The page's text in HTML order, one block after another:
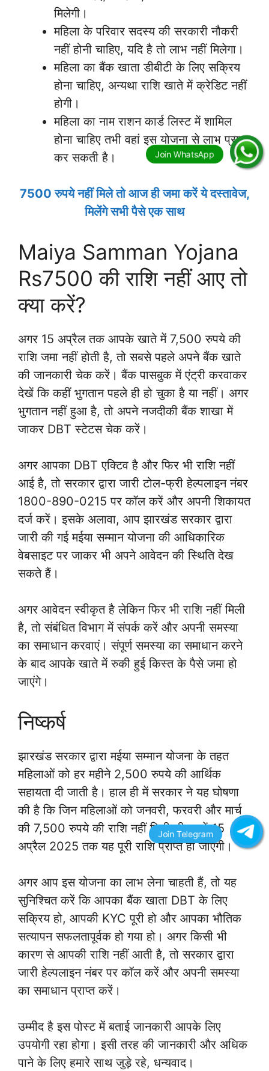
मिलेगी।
महिला के परिवार सदस्य की सरकारी नौकरी
नहीं होनी चाहिए, यदि है तो लाभ नहीं मिलेगा।
महिला का बैंक खाता डीबीटी के लिए सक्रिय
होना चाहिए, अन्यथा राशि खाते में क्रेडिट नहीं
होगी।
महिला का नाम राशन कार्ड लिस्ट में शामिल
होना चाहिए तभी वहां इस योजना से लाभ प्राप्त
कर सकती है।
7500 रुपये नहीं मिले तो आज ही जमा करें ये दस्तावेज,
मिलेंगे सभी पैसे एक साथ
Maiya Samman Yojana
Rs7500 की राशि नहीं आए तो
क्या करें?
अगर 15 अप्रैल तक आपके खाते में 7,500 रुपये की
राशि जमा नहीं होती है, तो सबसे पहले अपने बैंक खाते
की जानकारी चेक करें। बैंक पासबुक में एंट्री करवाकर
देखें कि कहीं भुगतान पहले ही हो चुका है या नहीं। अगर
भुगतान नहीं हुआ है, तो अपने नजदीकी बैंक शाखा में
जाकर DBT स्टेटस चेक करें।
अगर आपका DBT एक्टिव है और फिर भी राशि नहीं
आई है, तो सरकार द्वारा जारी टोल-फ्री हेल्पलाइन नंबर
1800-890-0215 पर कॉल करें और अपनी शिकायत
दर्ज करें। इसके अलावा, आप झारखंड सरकार द्वारा
जारी की गई मईया सम्मान योजना की आधिकारिक
वेबसाइट पर जाकर भी अपने आवेदन की स्थिति देख
सकते हैं।
अगर आवेदन स्वीकृत है लेकिन फिर भी राशि नहीं मिली
है, तो संबंधित विभाग में संपर्क करें और अपनी समस्या
का समाधान करवाएं। संपूर्ण समस्या का समाधान करने
के बाद आपके खाते में रुकी हुई किस्त के पैसे जमा हो
जाएंगे।
निष्कर्ष
झारखंड सरकार द्वारा मईया सम्मान योजना के तहत
महिलाओं को हर महीने 2,500 रुपये की आर्थिक
सहायता दी जाती है। हाल ही में सरकार ने यह घोषणा
की है कि जिन महिलाओं को जनवरी, फरवरी और मार्च
की 7,500 रुपये की राशि नहीं मिली थी, उन्हें 15
अप्रैल 2025 तक यह पूरी राशि प्राप्त हो जाएगी।
अगर आप इस योजना का लाभ लेना चाहती हैं, तो यह
सुनिश्चित करें कि आपका बैंक खाता DBT के लिए
सक्रिय हो, आपकी KYC पूरी हो और आपका भौतिक
सत्यापन सफलतापूर्वक हो गया हो। अगर किसी भी
कारण से आपकी राशि नहीं आती है, तो सरकार द्वारा
जारी हेल्पलाइन नंबर पर कॉल करें और अपनी समस्या
का समाधान प्राप्त करें।
उम्मीद है इस पोस्ट में बताई जानकारी आपके लिए
उपयोगी रहा होगा। इसी तरह की जानकारी और अधिक
पाने के लिए हमारे साथ जुड़े रहे, धन्यवाद।